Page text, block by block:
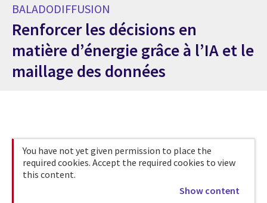
BALADODIFFUSION
Renforcer les décisions en
matière d’énergie grâce à l’IA et le
maillage des données
You have not yet given permission to place the
required cookies. Accept the required cookies to view
this content.
Show content